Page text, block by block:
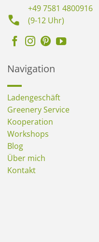
+49 7581 4800916
(9-12 Uhr)
Navigation
Ladengeschäft
Greenery Service
Kooperation
Workshops
Blog
Über mich
Kontakt